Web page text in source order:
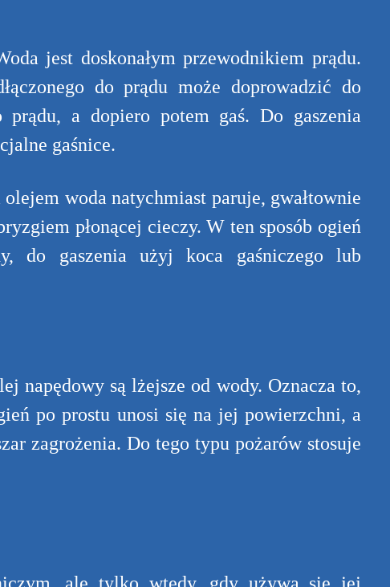
jest doskonałym przewodnikiem prądu.
do prądu może doprowadzić do
prądu, a dopiero potem gaś. Do gaszenia
gaśnice.
woda natychmiast paruje, gwałtownie
płonącej cieczy. W ten sposób ogień
do gaszenia użyj koca gaśniczego lub
napędowy są lżejsze od wody. Oznacza to,
po prostu unosi się na jej powierzchni, a
zagrożenia. Do tego typu pożarów stosuje